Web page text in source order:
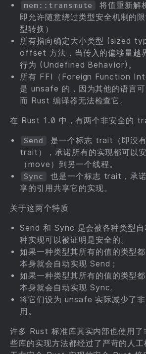
mem::transmute
将值重新解
即允许随意绕过类型安全机制的
型转换）
所有指向确定大小类型 (sized
offset 方法，当传入的偏移量越
行为 (Undefined Behavior)。
所有 FFI（Foreign Function
是 unsafe 的，因为其他的语言
而 Rust 编译器无法检查它。
在 Rust 1.0 中，有两个非安全的
Send
是一个标志 trait（即没
trait），承诺所有的实现都可以
（move）到另一个线程。
Sync
也是一个标志 trait，承
享的引用共享它的实现。
关于这两个特质
Send 和 Sync 是会被各种类型自
种实现可以被证明是安全的。
如果一种类型其所有的值的类型
本身就会自动实现 Send；
如果一种类型其所有的值的类型
本身就会自动实现 Sync。
将它们设为 unsafe 实际减少了
用。
许多 Rust 标准库其实内部也使用
些库的实现方法都经过了严苛的人